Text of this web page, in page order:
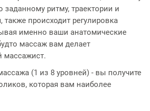
заданному ритму, траектории и
также происходит регулировка
именно ваши анатомические
массаж вам делает
массажист.
(1 из 8 уровней) - вы получите
которая вам наиболее